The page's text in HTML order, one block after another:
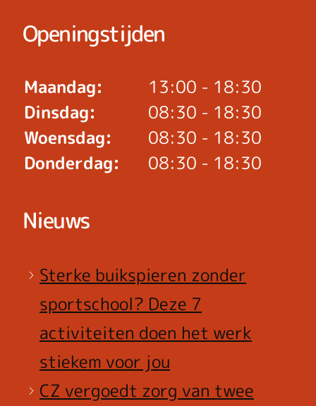
Openingstijden
Maandag:
13:00 - 18:30
Dinsdag:
08:30 - 18:30
Woensdag:
08:30 - 18:30
Donderdag:
08:30 - 18:30
Nieuws
Sterke buikspieren zonder
sportschool? Deze 7
activiteiten doen het werk
stiekem voor jou
CZ vergoedt zorg van twee